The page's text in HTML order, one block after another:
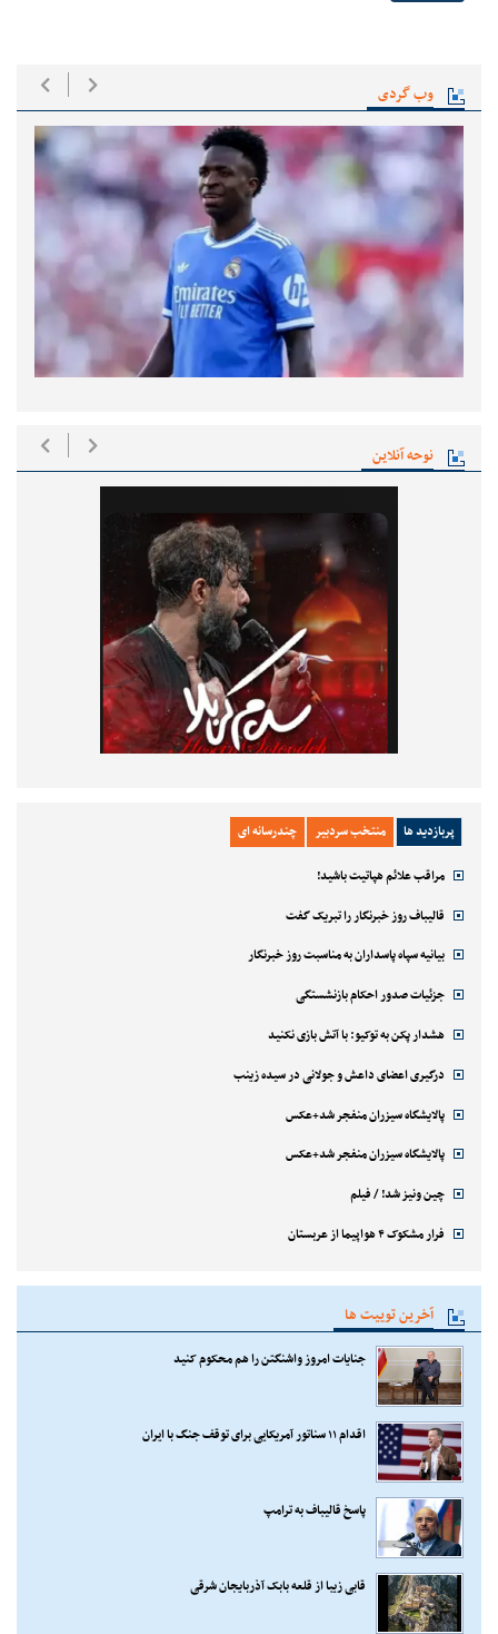
وب گردی
نوحه آنلاین
پربازدید ها منتخب سردبیر چندرسانه ای
مراقب علائم هپاتیت باشید!
قالیباف روز خبرنگار را تبریک گفت
بیانیه سپاه پاسداران به مناسبت روز خبرنگار
جزئیات صدور احکام بازنشستگی
هشدار پکن به توکیو: با آتش بازی نکنید
درگیری اعضای داعش و جولانی در سیده زینب
پالایشگاه سیزران منفجر شد+عکس
پالایشگاه سیزران منفجر شد+عکس
چین ونیز شد! / فیلم
فرار مشکوک ۴ هواپیما از عربستان
آخرین توییت ها
جنایات امروز واشنگتن را هم محکوم کنید
اقدام ۱۱ سناتور آمریکایی برای توقف جنگ با ایران
پاسخ قالیباف به ترامپ
قابی زیبا از قلعه بابک آذربایجان شرقی